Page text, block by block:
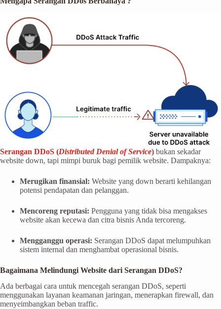
Serangan DDoS (Distributed Denial of Service) bukan sekadar
website down, tapi mimpi buruk bagi pemilik website. Dampaknya:
Merugikan finansial: Website yang down berarti kehilangan
potensi pendapatan dan pelanggan.
Mencoreng reputasi: Pengguna yang tidak bisa mengakses
website akan kecewa dan citra bisnis Anda tercoreng.
Mengganggu operasi: Serangan DDoS dapat melumpuhkan
sistem internal dan menghambat operasional bisnis.
Bagaimana Melindungi Website dari Serangan DDoS?
Ada berbagai cara untuk mencegah serangan DDoS, seperti
menggunakan layanan keamanan jaringan, menerapkan firewall, dan
menyeimbangkan beban traffic.